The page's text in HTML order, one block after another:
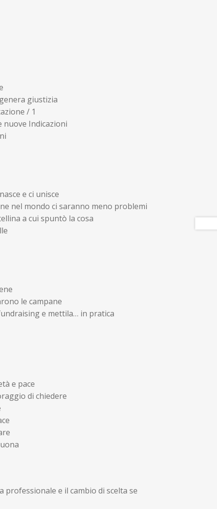
giustizia
/ 1
nuove Indicazioni
e ci unisce
nel mondo ci saranno meno problemi
a cui spuntò la cosa
le campane
fundraising e mettila… in pratica
e pace
di chiedere
professionale e il cambio di scelta se